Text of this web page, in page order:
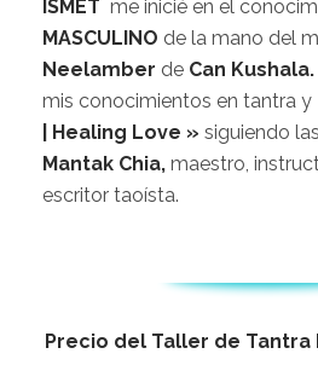
ISMET me inicié en el
MASCULINO de la mano del
Neelamber de Can Kushala.
mis conocimientos en tantra y
| Healing Love » siguiendo
Mantak Chia, maestro,
escritor taoísta.
Precio del Taller de